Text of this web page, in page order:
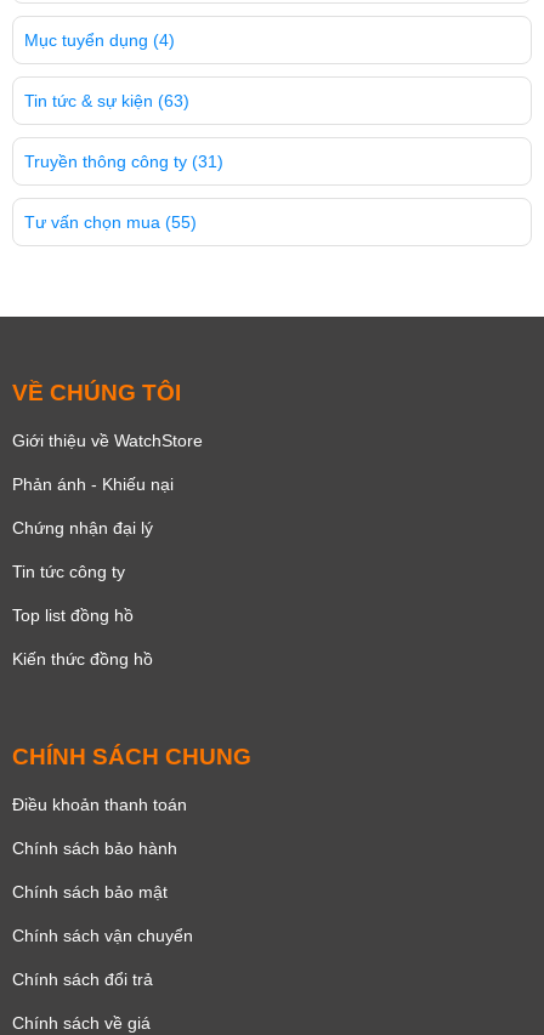
Mục tuyển dụng (4)
Tin tức & sự kiện (63)
Truyền thông công ty (31)
Tư vấn chọn mua (55)
VỀ CHÚNG TÔI
Giới thiệu về WatchStore
Phản ánh - Khiếu nại
Chứng nhận đại lý
Tin tức công ty
Top list đồng hồ
Kiến thức đồng hồ
CHÍNH SÁCH CHUNG
Điều khoản thanh toán
Chính sách bảo hành
Chính sách bảo mật
Chính sách vận chuyển
Chính sách đổi trả
Chính sách về giá